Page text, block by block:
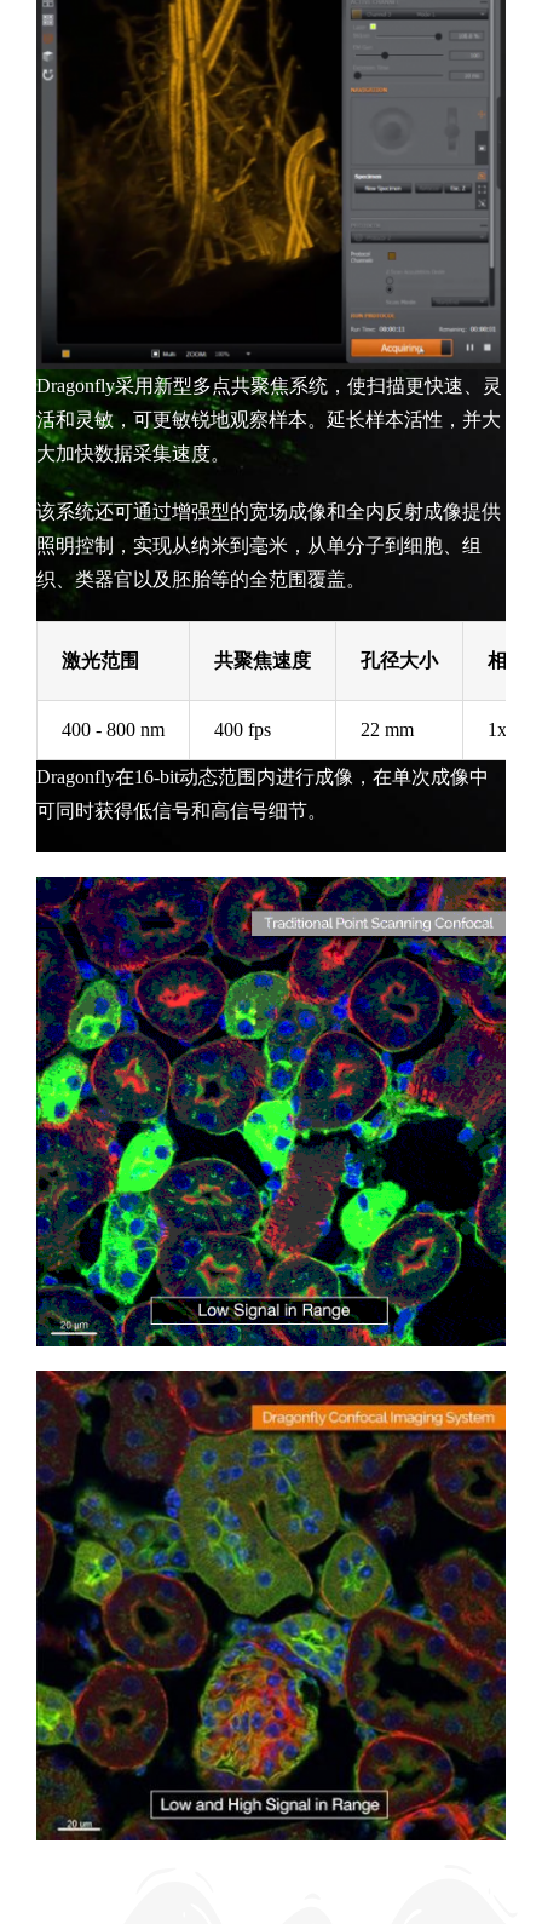
Dragonfly采用新型多点共聚焦系统，使扫描更快速、灵
活和灵敏，可更敏锐地观察样本。延长样本活性，并大
大加快数据采集速度。
该系统还可通过增强型的宽场成像和全内反射成像提供
照明控制，实现从纳米到毫米，从单分子到细胞、组
织、类器官以及胚胎等的全范围覆盖。
激光范围 共聚焦速度 孔径大小 相机
400 - 800 nm 400 fps 22 mm 1x |
Dragonfly在16-bit动态范围内进行成像，在单次成像中
可同时获得低信号和高信号细节。